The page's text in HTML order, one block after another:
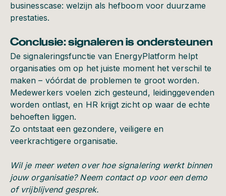
businesscase: welzijn als hefboom voor duurzame
prestaties.
Conclusie: signaleren is ondersteunen
De signaleringsfunctie van EnergyPlatform helpt
organisaties om op het juiste moment het verschil te
maken – vóórdat de problemen te groot worden.
Medewerkers voelen zich gesteund, leidinggevenden
worden ontlast, en HR krijgt zicht op waar de echte
behoeften liggen.
Zo ontstaat een gezondere, veiligere en
veerkrachtigere organisatie.
Wil je meer weten over hoe signalering werkt binnen
jouw organisatie? Neem contact op voor een demo
of vrijblijvend gesprek.